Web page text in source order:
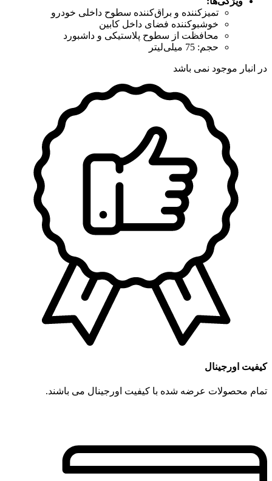
تمیزکننده و براق‌کننده سطوح داخلی خودرو
خوشبوکننده فضای داخل کابین
محافظت از سطوح پلاستیکی و داشبورد
حجم: 75 میلی‌لیتر
در انبار موجود نمی باشد
کیفیت اورجینال
تمام محصولات عرضه شده با کیفیت اورجینال می باشند.